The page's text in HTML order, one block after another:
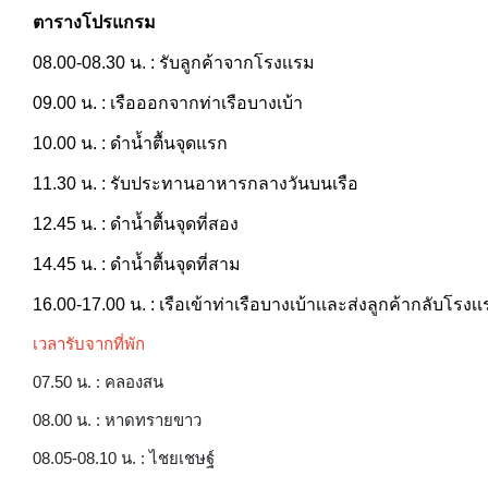
ตารางโปรแกรม
08.00-08.30 น. : รับลูกค้าจากโรงเเรม
09.00 น. : เรือออกจากท่าเรือบางเบ้า
10.00 น. : ดำน้ำตื้นจุดแรก
11.30 น. : รับประทานอาหารกลางวันบนเรือ
12.45 น. : ดำน้ำตื้นจุดที่สอง
14.45 น. : ดำน้ำตื้นจุดที่สาม
16.00-17.00 น. : เรือเข้าท่าเรือบางเบ้าเเละส่งลูกค้ากลับโรงเ
เวลารับจากที่พัก
07.50 น. : คลองสน
08.00 น. : หาดทรายขาว
08.05-08.10 น. : ไชยเชษฐ์